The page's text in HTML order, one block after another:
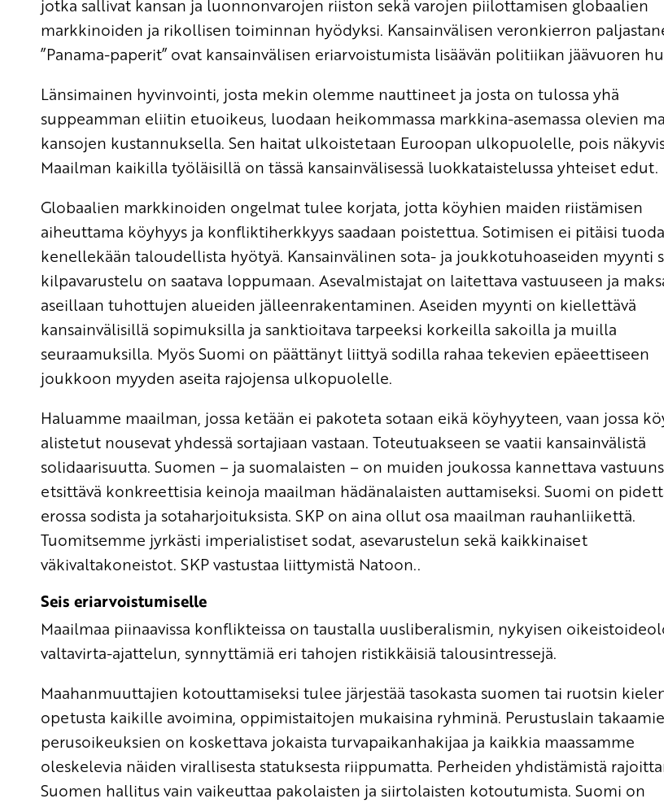
jotka sallivat kansan ja luonnonvarojen riiston sekä varojen piilottamisen globaalien
markkinoiden ja rikollisen toiminnan hyödyksi. Kansainvälisen veronkierron
”Panama-paperit” ovat kansainvälisen eriarvoistumista lisäävän politiikan jäävuoren
Länsimainen hyvinvointi, josta mekin olemme nauttineet ja josta on tulossa yhä
suppeamman eliitin etuoikeus, luodaan heikommassa markkina-asemassa olevien
kansojen kustannuksella. Sen haitat ulkoistetaan Euroopan ulkopuolelle, pois
Maailman kaikilla työläisillä on tässä kansainvälisessä luokkataistelussa yhteiset edut.
Globaalien markkinoiden ongelmat tulee korjata, jotta köyhien maiden riistämisen
aiheuttama köyhyys ja konfliktiherkkyys saadaan poistettua. Sotimisen ei pitäisi tuoda
kenellekään taloudellista hyötyä. Kansainvälinen sota- ja joukkotuhoaseiden myynti
kilpavarustelu on saatava loppumaan. Asevalmistajat on laitettava vastuuseen ja
aseillaan tuhottujen alueiden jälleenrakentaminen. Aseiden myynti on kiellettävä
kansainvälisillä sopimuksilla ja sanktioitava tarpeeksi korkeilla sakoilla ja muilla
seuraamuksilla. Myös Suomi on päättänyt liittyä sodilla rahaa tekevien epäeettiseen
joukkoon myyden aseita rajojensa ulkopuolelle.
Haluamme maailman, jossa ketään ei pakoteta sotaan eikä köyhyyteen, vaan jossa
alistetut nousevat yhdessä sortajiaan vastaan. Toteutuakseen se vaatii kansainvälistä
solidaarisuutta. Suomen – ja suomalaisten – on muiden joukossa kannettava
etsittävä konkreettisia keinoja maailman hädänalaisten auttamiseksi. Suomi on
erossa sodista ja sotaharjoituksista. SKP on aina ollut osa maailman rauhanliikettä.
Tuomitsemme jyrkästi imperialistiset sodat, asevarustelun sekä kaikkinaiset
väkivaltakoneistot. SKP vastustaa liittymistä Natoon..
Seis eriarvoistumiselle
Maailmaa piinaavissa konflikteissa on taustalla uusliberalismin, nykyisen
valtavirta-ajattelun, synnyttämiä eri tahojen ristikkäisiä talousintressejä.
Maahanmuuttajien kotouttamiseksi tulee järjestää tasokasta suomen tai ruotsin
opetusta kaikille avoimina, oppimistaitojen mukaisina ryhminä. Perustuslain
perusoikeuksien on koskettava jokaista turvapaikanhakijaa ja kaikkia maassamme
oleskelevia näiden virallisesta statuksesta riippumatta. Perheiden yhdistämistä
Suomen hallitus vain vaikeuttaa pakolaisten ja siirtolaisten kotoutumista. Suomi on